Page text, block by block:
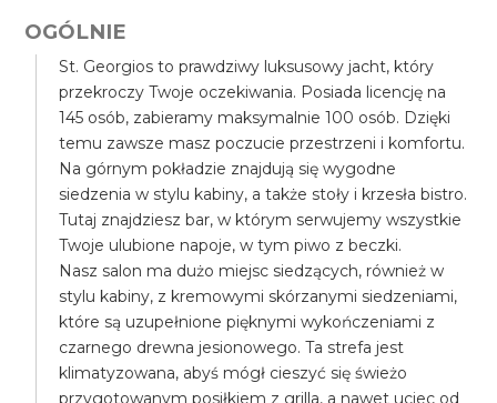
OGÓLNIE
St. Georgios to prawdziwy luksusowy jacht, który
przekroczy Twoje oczekiwania. Posiada licencję na
145 osób, zabieramy maksymalnie 100 osób. Dzięki
temu zawsze masz poczucie przestrzeni i komfortu.
Na górnym pokładzie znajdują się wygodne
siedzenia w stylu kabiny, a także stoły i krzesła bistro.
Tutaj znajdziesz bar, w którym serwujemy wszystkie
Twoje ulubione napoje, w tym piwo z beczki.
Nasz salon ma dużo miejsc siedzących, również w
stylu kabiny, z kremowymi skórzanymi siedzeniami,
które są uzupełnione pięknymi wykończeniami z
czarnego drewna jesionowego. Ta strefa jest
klimatyzowana, abyś mógł cieszyć się świeżo
przygotowanym posiłkiem z grilla, a nawet uciec od